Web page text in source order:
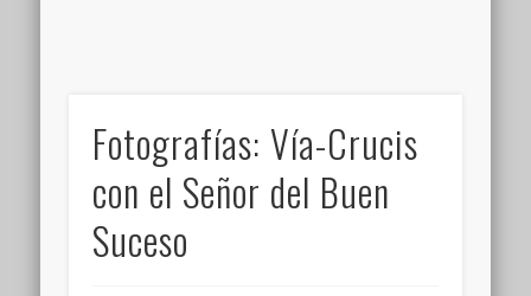
Fotografías: Vía-Crucis
con el Señor del Buen
Suceso